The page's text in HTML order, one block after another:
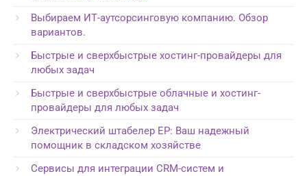
Выбираем ИТ-аутсорсинговую компанию. Обзор
вариантов.
Быстрые и сверхбыстрые хостинг-провайдеры для
любых задач
Быстрые и сверхбыстрые облачные и хостинг-
провайдеры для любых задач
Электрический штабелер EP: Ваш надежный
помощник в складском хозяйстве
Сервисы для интеграции CRM-систем и